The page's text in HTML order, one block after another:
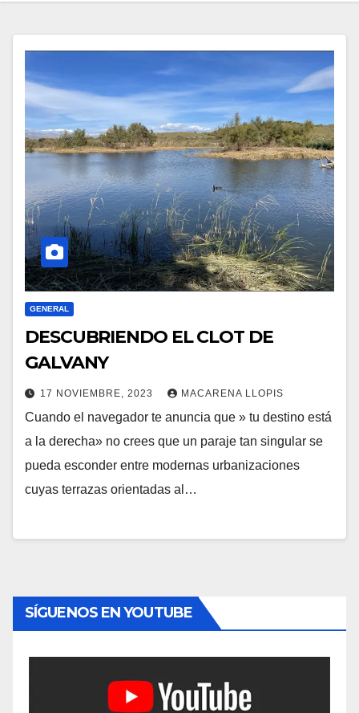
GENERAL
DESCUBRIENDO EL CLOT DE
GALVANY
17 NOVIEMBRE, 2023 MACARENA LLOPIS
Cuando el navegador te anuncia que » tu destino está
a la derecha» no crees que un paraje tan singular se
pueda esconder entre modernas urbanizaciones
cuyas terrazas orientadas al…
SÍGUENOS EN YOUTUBE